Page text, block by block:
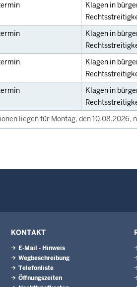
Klagen in
Klagen in
Klagen in
Klagen in
liegen für Montag, den 10.08.2026,
KONTAKT
E-Mail - Hinweis
Wegbeschreibung
Telefonliste
Öffnungszeiten